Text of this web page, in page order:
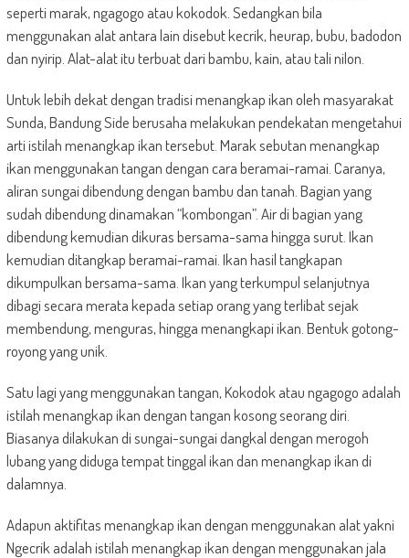
seperti marak, ngagogo atau kokodok. Sedangkan bila
menggunakan alat antara lain disebut kecrik, heurap, bubu, badodon
dan nyirip. Alat-alat itu terbuat dari bambu, kain, atau tali nilon.
Untuk lebih dekat dengan tradisi menangkap ikan oleh masyarakat
Sunda, Bandung Side berusaha melakukan pendekatan mengetahui
arti istilah menangkap ikan tersebut. Marak sebutan menangkap
ikan menggunakan tangan dengan cara beramai-ramai. Caranya,
aliran sungai dibendung dengan bambu dan tanah. Bagian yang
sudah dibendung dinamakan “kombongan”. Air di bagian yang
dibendung kemudian dikuras bersama-sama hingga surut. Ikan
kemudian ditangkap beramai-ramai. Ikan hasil tangkapan
dikumpulkan bersama-sama. Ikan yang terkumpul selanjutnya
dibagi secara merata kepada setiap orang yang terlibat sejak
membendung, menguras, hingga menangkapi ikan. Bentuk gotong-
royong yang unik.
Satu lagi yang menggunakan tangan, Kokodok atau ngagogo adalah
istilah menangkap ikan dengan tangan kosong seorang diri.
Biasanya dilakukan di sungai-sungai dangkal dengan merogoh
lubang yang diduga tempat tinggal ikan dan menangkap ikan di
dalamnya.
Adapun aktifitas menangkap ikan dengan menggunakan alat yakni
Ngecrik adalah istilah menangkap ikan dengan menggunakan jala